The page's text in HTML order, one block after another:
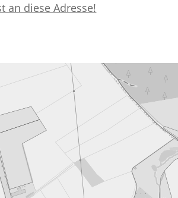
an diese Adresse!